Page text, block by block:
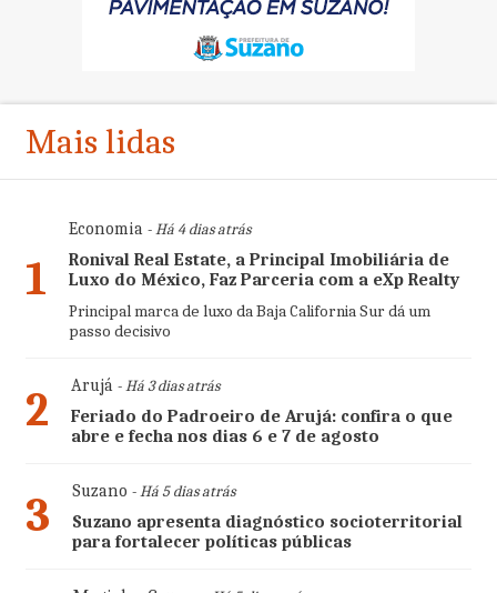
Mais lidas
1
Economia- Há 4 dias atrás
Ronival Real Estate, a Principal Imobiliária de
Luxo do México, Faz Parceria com a eXp Realty
Principal marca de luxo da Baja California Sur dá um
passo decisivo
2 Arujá- Há 3 dias atrás
Feriado do Padroeiro de Arujá: confira o que
abre e fecha nos dias 6 e 7 de agosto
3 Suzano - Há 5 dias atrás
Suzano apresenta diagnóstico socioterritorial
para fortalecer políticas públicas